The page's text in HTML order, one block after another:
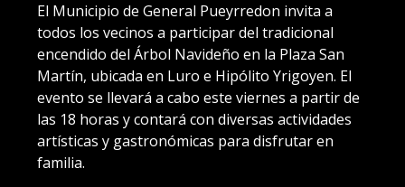
El Municipio de General Pueyrredon invita a
todos los vecinos a participar del tradicional
encendido del Árbol Navideño en la Plaza San
Martín, ubicada en Luro e Hipólito Yrigoyen. El
evento se llevará a cabo este viernes a partir de
las 18 horas y contará con diversas actividades
artísticas y gastronómicas para disfrutar en
familia.